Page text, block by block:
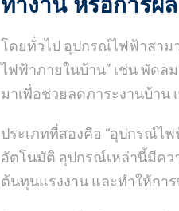
โดยทั่วไป อุปกรณ์ไฟฟ้าสาม
ไฟฟ้าภายในบ้าน” เช่น พัดล
มาเพื่อช่วยลดภาระงานบ้าน
ประเภทที่สองคือ “อุปกรณ์ไฟ
อัตโนมัติ อุปกรณ์เหล่านี้มีคว
ต้นทุนแรงงาน และทำให้กา